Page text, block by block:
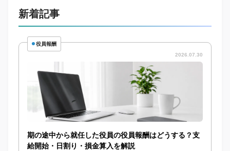
新着記事
役員報酬
2026.07.30
期の途中から就任した役員の役員報酬はどうする？支
給開始・日割り・損金算入を解説